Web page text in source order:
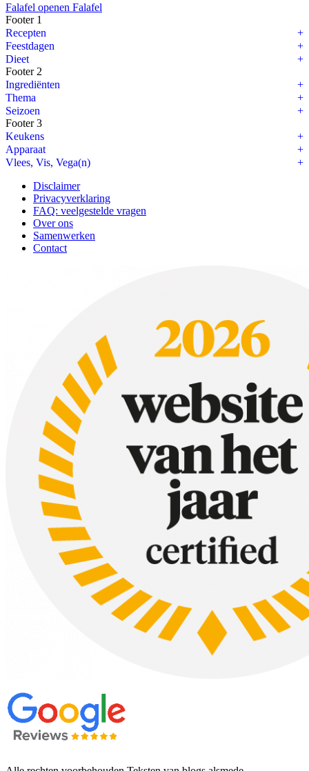
Falafel openen Falafel
Footer 1
Recepten
Feestdagen
Dieet
Footer 2
Ingrediënten
Thema
Seizoen
Footer 3
Keukens
Apparaat
Vlees, Vis, Vega(n)
Disclaimer
Privacyverklaring
FAQ: veelgestelde vragen
Over ons
Samenwerken
Contact